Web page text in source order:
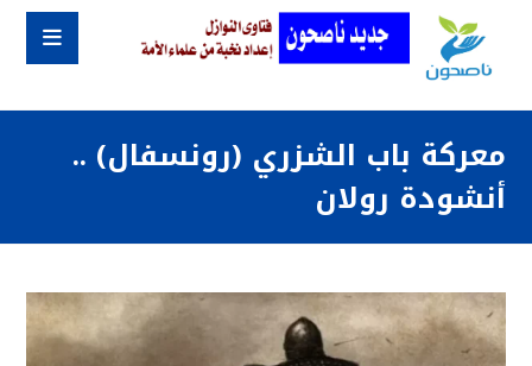
معركة باب الشزري (رونسفال) ..
أنشودة رولان